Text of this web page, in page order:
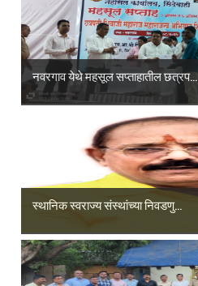
नवरगाव येथे महसूल सप्ताहातील छत्रप...
स्थानिक स्वराज्य संस्थांच्या निवडणु...